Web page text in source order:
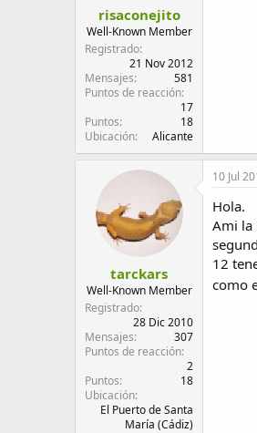
risaconejito
Well-Known Member
Registrado
21 Nov 2012
Mensajes
581
Puntos de reacción
17
Puntos
18
Ubicación
Alicante
tarckars
Well-Known Member
Registrado
28 Dic 2010
Mensajes
307
Puntos de reacción
2
Puntos
18
Ubicación
El Puerto de Santa
María (Cádiz)
10 Jul
Hola.
Ami la
12
como